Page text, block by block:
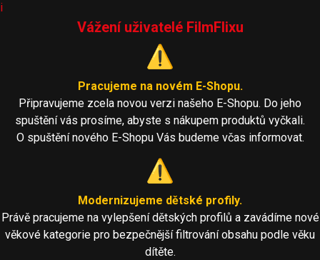
i
Vážení uživatelé FilmFlixu
⚠️
Pracujeme na novém E-Shopu.
Připravujeme zcela novou verzi našeho E-Shopu. Do jeho
spuštění vás prosíme, abyste s nákupem produktů vyčkali.
O spuštění nového E-Shopu Vás budeme včas informovat.
⚠️
Modernizujeme dětské profily.
Právě pracujeme na vylepšení dětských profilů a zavádíme nové
věkové kategorie pro bezpečnější filtrování obsahu podle věku
dítěte.